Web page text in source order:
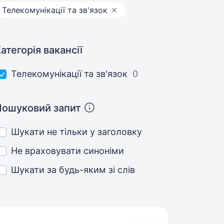
Телекомунікації та зв'язок
вакансії
Телекомунікації та зв'язок 0
запит
Шукати не тільки у заголовку
Не враховувати синоніми
Шукати за будь-яким зі слів